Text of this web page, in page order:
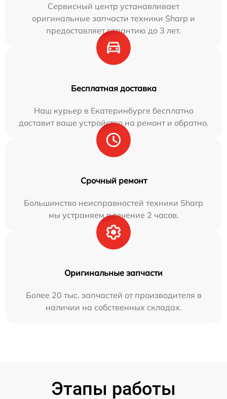
Сервисный центр устанавливает
оригинальные запчасти техники Sharp и
предоставляет гарантию до 3 лет.
Бесплатная доставка
Наш курьер в Екатеринбурге бесплатно
доставит ваше устройство на ремонт и обратно.
Срочный ремонт
Большинство неисправностей техники Sharp
мы устраняем в течение 2 часов.
Оригинальные запчасти
Более 20 тыс. запчастей от производителя в
наличии на собственных складах.
Этапы работы